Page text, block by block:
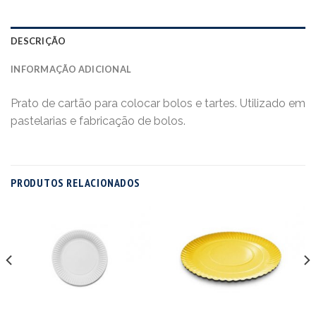
DESCRIÇÃO
INFORMAÇÃO ADICIONAL
Prato de cartão para colocar bolos e tartes. Utilizado em
pastelarias e fabricação de bolos.
PRODUTOS RELACIONADOS